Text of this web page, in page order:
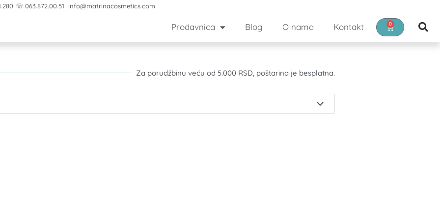
☏ 063.872.00.51 info@matrinacosmetics.com
Prodavnica Blog O nama Kontakt 0
Cart
Za porudžbinu veću od 5.000 RSD, poštarina je besplatna.